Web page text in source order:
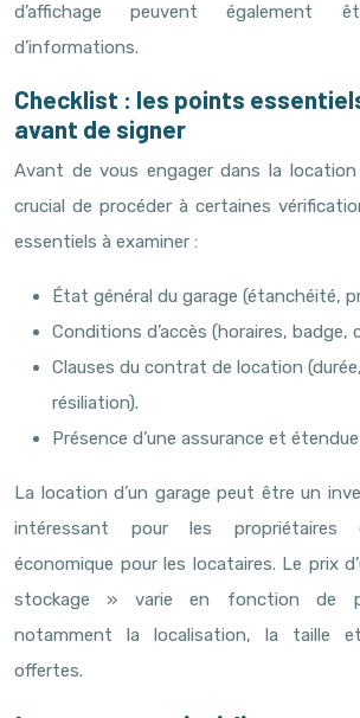
d’affichage peuvent également
d’informations.
Checklist : les points
avant de signer
Avant de vous engager dans la location
crucial de procéder à certaines
essentiels à examiner :
État général du garage (étanchéité,
Conditions d’accès (horaires, badge,
Clauses du contrat de location
résiliation).
Présence d’une assurance et
La location d’un garage peut être un
intéressant pour les
économique pour les locataires. Le prix
stockage » varie en fonction de
notamment la localisation, la taille
offertes.